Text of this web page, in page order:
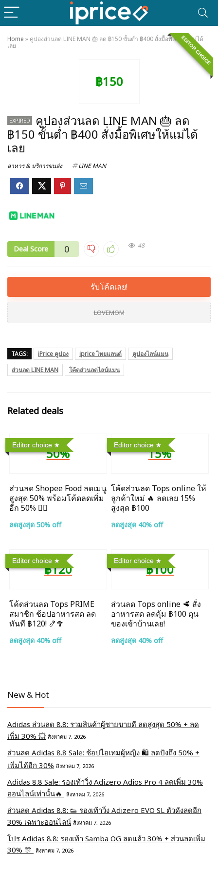
Home » คูปองส่วนลด LINE MAN 🎂 ลด ฿150 ขั้นต่ำ ฿400 สั่งมื้อพิเศษให้แม่ได้
เลย
EDITOR CHOICE
฿150
EXPIRED
คูปองส่วนลด LINE MAN 🎂 ลด
฿150 ขั้นต่ำ ฿400 สั่งมื้อพิเศษให้แม่ได้
เลย
อาหาร & บริการขนส่ง LINE MAN
Deal Score 0 48
รับโค้ดเลย!
LOVEMOM
TAGS: iPrice คูปอง iprice ไทยแลนด์
คูปองไลน์แมน
ส่วนลด LINE MAN
โค้ดส่วนลดไลน์แมน
Related deals
Editor choice
50%
ส่วนลด Shopee Food ลดเมนู
สูงสุด 50% พร้อมโค้ดลดเพิ่ม
อีก 50% ❤️‍🔥
ลดสูงสุด 50% off
Editor choice
15%
โค้ดส่วนลด Tops online ให้
ลูกค้าใหม่ 🔥 ลดเลย 15%
สูงสุด ฿100
ลดสูงสุด 40% off
Editor choice
฿120
โค้ดส่วนลด Tops PRIME
สมาชิก ช้อปอาหารสด ลด
ทันที ฿120! 🍤🥦
ลดสูงสุด 40% off
Editor choice
฿100
ส่วนลด Tops online 🥩 สั่ง
อาหารสด ลดคุ้ม ฿100 ตุน
ของเข้าบ้านเลย!
ลดสูงสุด 40% off
New & Hot
Adidas ส่วนลด 8.8: รวมสินค้าผู้ชายขายดี ลดสูงสุด 50% + ลด
เพิ่ม 30% 💥 สิงหาคม 7, 2026
ส่วนลด Adidas 8.8 Sale: ช้อปไอเทมผู้หญิง 🛍️ ลดปังถึง 50% +
เพิ่มได้อีก 30% สิงหาคม 7, 2026
Adidas 8.8 Sale: รองเท้าวิ่ง Adizero Adios Pro 4 ลดเพิ่ม 30%
ออนไลน์เท่านั้น🔥
สิงหาคม 7, 2026
ส่วนลด Adidas 8.8: 👟 รองเท้าวิ่ง Adizero EVO SL ตัวดังลดอีก
30% เฉพาะออนไลน์ สิงหาคม 7, 2026
โปร Adidas 8.8: รองเท้า Samba OG ลดแล้ว 30% + ส่วนลดเพิ่ม
30% 🎊 สิงหาคม 7, 2026